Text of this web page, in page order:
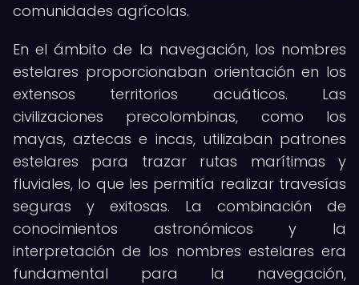
comunidades agrícolas.
En el ámbito de la navegación, los nombres
estelares proporcionaban orientación en los
extensos territorios acuáticos. Las
civilizaciones precolombinas, como los
mayas, aztecas e incas, utilizaban patrones
estelares para trazar rutas marítimas y
fluviales, lo que les permitía realizar travesías
seguras y exitosas. La combinación de
conocimientos astronómicos y la
interpretación de los nombres estelares era
fundamental para la navegación,